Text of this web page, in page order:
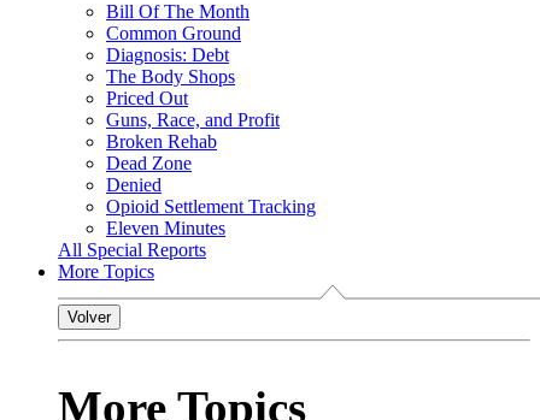
Bill Of The Month
Common Ground
Diagnosis: Debt
The Body Shops
Priced Out
Guns, Race, and Profit
Broken Rehab
Dead Zone
Denied
Opioid Settlement Tracking
Eleven Minutes
All Special Reports
More Topics
Volver
More Topics